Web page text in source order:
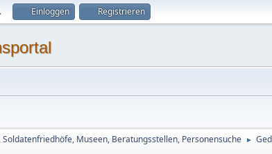
Einloggen Registrieren
Museen, Beratungsstellen, Personensuche ►